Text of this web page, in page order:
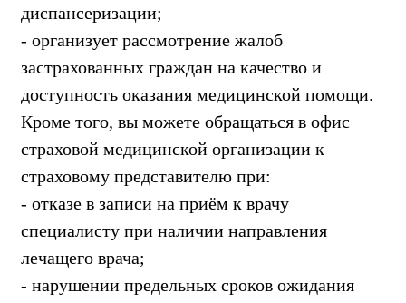
диспансеризации;
- организует рассмотрение жалоб
застрахованных граждан на качество и
доступность оказания медицинской помощи.
Кроме того, вы можете обращаться в офис
страховой медицинской организации к
страховому представителю при:
- отказе в записи на приём к врачу
специалисту при наличии направления
лечащего врача;
- нарушении предельных сроков ожидания